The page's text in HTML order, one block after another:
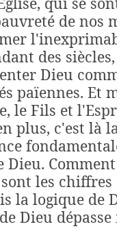
de nos
des siècles,
Dieu
païennes. Et
le Fils et l'Esprit
plus, c'est là la
fondamentale
Dieu. Comment
les chiffres !
la logique de
Dieu dépasse